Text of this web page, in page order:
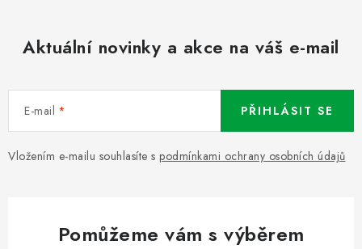
Aktuální novinky a akce na váš e-mail
E-mail
Vložením e-mailu souhlasíte s podmínkami ochrany osobních údajů
PŘIHLÁSIT SE
Pomůžeme vám s výběrem